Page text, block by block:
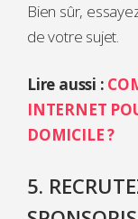
Bien sûr,
de votre sujet.
Lire aussi :
INTERNET
DOMICILE ?
5.